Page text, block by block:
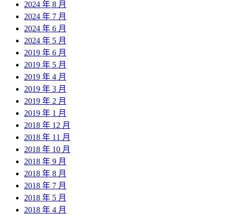
2024 年 8 月
2024 年 7 月
2024 年 6 月
2024 年 5 月
2019 年 6 月
2019 年 5 月
2019 年 4 月
2019 年 3 月
2019 年 2 月
2019 年 1 月
2018 年 12 月
2018 年 11 月
2018 年 10 月
2018 年 9 月
2018 年 8 月
2018 年 7 月
2018 年 5 月
2018 年 4 月